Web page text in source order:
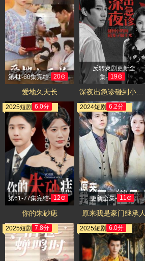
第41-60集完结- 20⊙
爱地久天长
反转爽剧更新全
集- 19⊙
深夜出急诊碰到小奶狗陪妻子做手术
2025短剧 6.0分
第61-77集完结- 12⊙
你的朱砂痣
2024短剧 6.2分
更新全集- 11⊙
原来我是豪门继承人
2025短剧 7.8分 2025短剧 6.0分